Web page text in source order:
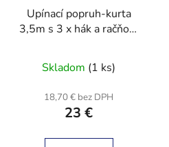
Upínací popruh-kurta
3,5m s 3 x hák a račňou,
Skladom (1 ks)
18,70 € bez DPH
23 €